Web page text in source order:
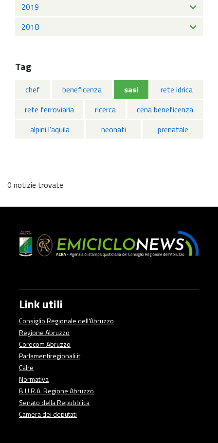
2019
2018
Tag
chef beneficenza sasi
rete idrica
rete ferroviaria
ricerca
cena beneficenza
alpini l'aquila
neonati prenatale
0 notizie trovate
Link utili
Consiglio Regionale dell'Abruzzo
Regione Abruzzo
Corecom Abruzzo
Parlamentiregionali.it
Calre
Normativa
B.U.R.A. Regione Abruzzo
Senato della Repubblica
Camera dei deputati